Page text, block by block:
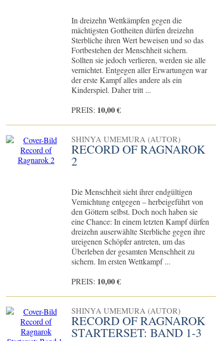
In dreizehn Wettkämpfen gegen die
mächtigsten Gottheiten dürfen dreizehn
Sterbliche ihren Wert beweisen und so das
Fortbestehen der Menschheit sichern.
Sollten sie jedoch verlieren, werden sie alle
vernichtet. Entgegen aller Erwartungen war
der erste Kampf alles andere als ein
Kinderspiel. Daher tritt ...
PREIS: 10,00 €
SHINYA UMEMURA (AUTOR)
RECORD OF RAGNAROK
2
Die Menschheit sieht ihrer endgültigen
Vernichtung entgegen – herbeigeführt von
den Göttern selbst. Doch noch haben sie
eine Chance: In einem letzten Kampf dürfen
dreizehn auserwählte Sterbliche gegen ihre
ureigenen Schöpfer antreten, um das
Überleben der gesamten Menschheit zu
sichern. Im ersten Wettkampf ...
PREIS: 10,00 €
SHINYA UMEMURA (AUTOR)
RECORD OF RAGNAROK
STARTERSET: BAND 1-3